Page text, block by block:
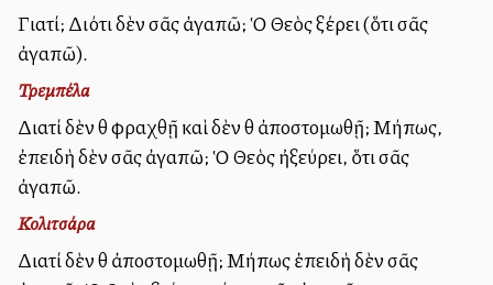
Γιατί; Διότι δὲν σᾶς ἀγαπῶ; Ὁ Θεὸς ξέρει (ὅτι σᾶς
ἀγαπῶ).
Τρεμπέλα
Διατί δὲν θὰ φραχθῇ καὶ δὲν θὰ ἀποστομωθῇ; Μήπως,
ἐπειδὴ δὲν σᾶς ἀγαπῶ; Ὁ Θεὸς ἠξεύρει, ὅτι σᾶς
ἀγαπῶ.
Κολιτσάρα
Διατί δὲν θὰ ἀποστομωθῇ; Μήπως ἐπειδὴ δὲν σᾶς